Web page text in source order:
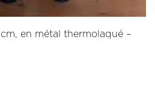
cm, en métal thermolaqué –